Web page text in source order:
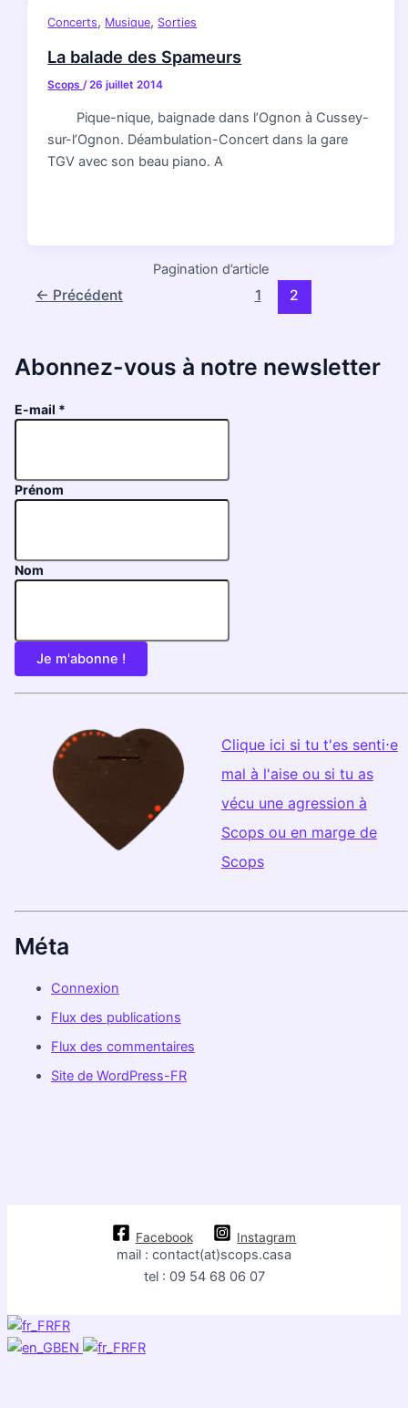
Abonnez-vous à notre newsletter
E-mail *
Prénom
Nom
Clique ici si tu t'es senti⋅e
mal à l'aise ou si tu as
vécu une agression à
Scops ou en marge de
Scops
Méta
Connexion
Flux des publications
Flux des commentaires
Site de WordPress-FR
Concerts, Musique, Sorties
La balade des Spameurs
Scops/26 juillet 2014
Pique-nique, baignade dans l’Ognon à Cussey-
sur-l’Ognon. Déambulation-Concert dans la gare
TGV avec son beau piano. A
Pagination d’article
← Précédent 1 2
Facebook Instagram
mail : contact(at)scops.casa
tel : 09 54 68 06 07
FR
EN
FR